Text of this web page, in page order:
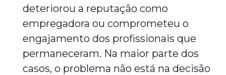
deteriorou a reputação como
empregadora ou comprometeu o
engajamento dos profissionais que
permaneceram. Na maior parte dos
casos, o problema não está na decisão